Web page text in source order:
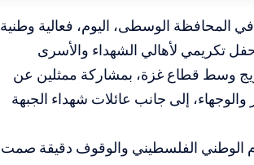
المحافظة الوسطى، اليوم، فعالية وطنية
تكريمي لأهالي الشهداء والأسرى
وسط قطاع غزة، بمشاركة ممثلين عن
والوجهاء، إلى جانب عائلات شهداء الجبهة
الوطني الفلسطيني والوقوف دقيقة صمت